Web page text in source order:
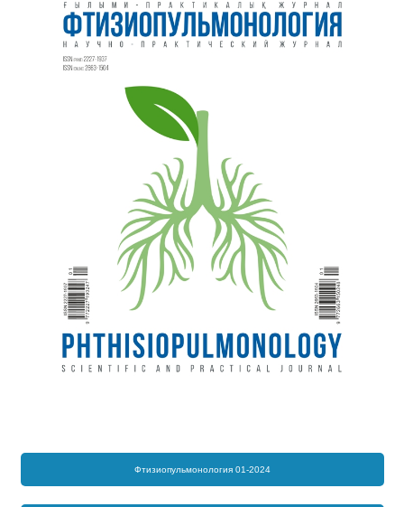
Фтизиопульмонология 01-2024